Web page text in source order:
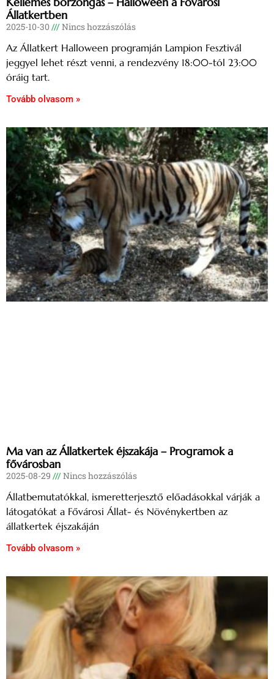
Állatkertben
2025-10-30 Nincs hozzászólás
Az Állatkert Halloween programján Lampion Fesztivál
jeggyel lehet részt venni, a rendezvény 18:00-tól 23:00
óráig tart.
Tovább olvasom »
Ma van az Állatkertek éjszakája – Programok a
fővárosban
2025-08-29 Nincs hozzászólás
Állatbemutatókkal, ismeretterjesztő előadásokkal várják a
látogatókat a Fővárosi Állat- és Növénykertben az
állatkertek éjszakáján
Tovább olvasom »